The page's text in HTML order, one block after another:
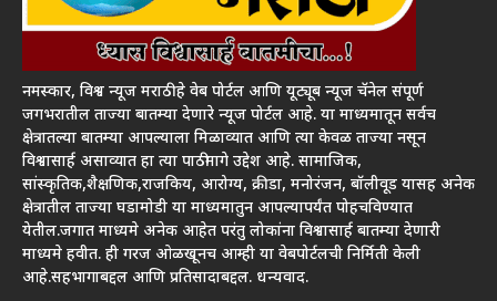
नमस्कार, विश्व न्यूज मराठी हे वेब पोर्टल आणि यूट्यूब न्यूज चॅनेल संपूर्ण
जगभरातील ताज्या बातम्या देणारे न्यूज पोर्टल आहे. या माध्यमातून सर्वच
क्षेत्रातल्या बातम्या आपल्याला मिळाव्यात आणि त्या केवळ ताज्या नसून
विश्वासार्ह असाव्यात हा त्या पाठीमागे उद्देश आहे. सामाजिक,
सांस्कृतिक,शैक्षणिक,राजकिय, आरोग्य, क्रीडा, मनोरंजन, बॉलीवूड यासह अनेक
क्षेत्रातील ताज्या घडामोडी या माध्यमातुन आपल्यापर्यंत पोहचविण्यात
येतील.जगात माध्यमे अनेक आहेत परंतु लोकांना विश्वासार्ह बातम्या देणारी
माध्यमे हवीत. ही गरज ओळखूनच आम्ही या वेबपोर्टलची निर्मिती केली
आहे.सहभागाबद्दल आणि प्रतिसादाबद्दल. धन्यवाद.